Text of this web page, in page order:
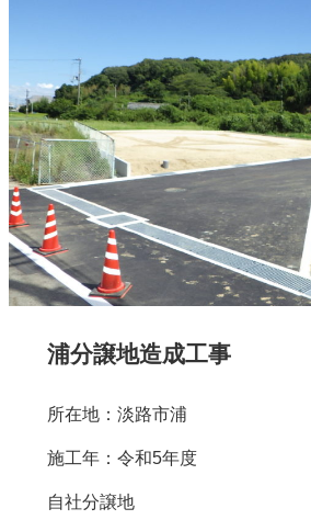
浦分譲地造成工事
所在地：淡路市浦
施工年：令和5年度
自社分譲地